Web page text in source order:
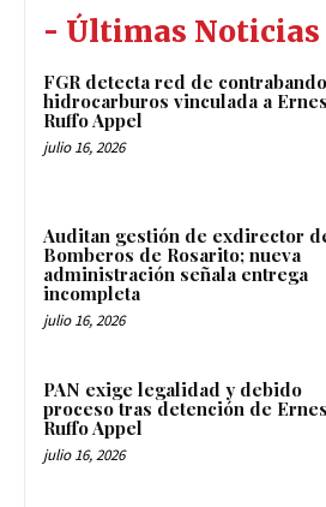
- Últimas Noticias
FGR detecta red de
hidrocarburos vinculada a
Ruffo Appel
julio 16, 2026
Auditan gestión de exdirector
Bomberos de Rosarito; nueva
administración señala entrega
incompleta
julio 16, 2026
PAN exige legalidad y debido
proceso tras detención de
Ruffo Appel
julio 16, 2026